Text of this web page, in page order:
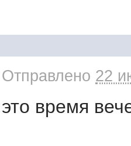
Отправлено 22
это время